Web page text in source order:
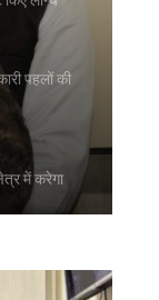
पहलों की
में करेगा
की